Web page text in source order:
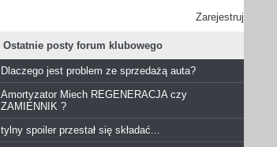
Zarejestruj
Ostatnie posty forum klubowego
Dlaczego jest problem ze sprzedażą auta?
Amortyzator Miech REGENERACJA czy
ZAMIENNIK ?
tylny spoiler przestał się składać...